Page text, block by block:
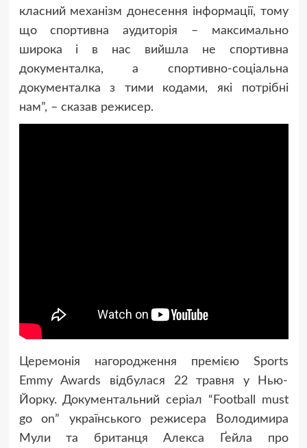
класний механізм донесення інформації, тому
що спортивна аудиторія – максимально
широка і в нас вийшла не спортивна
документалка, а спортивно-соціальна
документалка з тими кодами, які потрібні
нам”, – сказав режисер.
Церемонія нагородження премією Sports
Emmy Awards відбулася 22 травня у Нью-
Йорку.Документальний серіал “Football must
go on” українського режисера Володимира
Мули та британця Алекса Ґейла про